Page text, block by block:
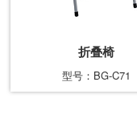
折叠椅
型号：BG-C71